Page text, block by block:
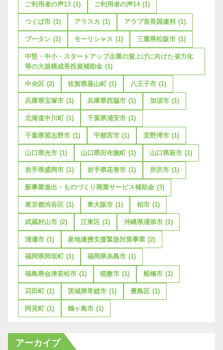
ご利用者の声13 (1) ご利用者の声14 (1)
つくば市 (1) アラスカ (1) アラブ首長国連邦 (1)
ブータン (1) モーリシャス (1) 三重県松阪市 (1)
中堅・中小・スタートアップ企業の賃上げに向けた省力化
等の大規模成長投資補助金 (1)
中央区 (2) 佐賀県基山町 (1) 八王子市 (1)
兵庫県宝塚市 (1) 兵庫県西脇市 (1) 加須市 (1)
北海道中川町 (1) 千葉県浦安市 (1)
千葉県習志野市 (1) 宇都宮市 (1) 宜野湾市 (1)
山口県光市 (1) 山口県田布施町 (1) 山口県萩市 (1)
岩手県盛岡市 (1) 岩手県花巻市 (1) 所沢市 (1)
新事業進出・ものづくり商業サービス補助金 (3)
東京都渋谷区 (1) 東大阪市 (1) 柏市 (1)
武蔵村山市 (2) 江東区 (1) 沖縄県浦添市 (1)
清瀬市 (1) 産地連携支援緊急対策事業 (2)
福岡県岡垣町 (1) 福岡県糸島市 (1)
福島県会津若松市 (1) 稲敷市 (1) 船橋市 (1)
苅田町 (1) 茨城県常総市 (1) 豊島区 (1)
阿見町 (1) 鶴ヶ島市 (1)
アーカイブ